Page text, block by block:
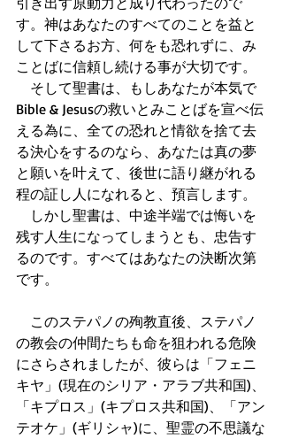
す。神はあなたのすべてのことを益と
して下さるお方、何をも恐れずに、み
ことばに信頼し続ける事が大切です。
そして聖書は、もしあなたが本気で
Bible & Jesusの救いとみことばを宣べ伝
える為に、全ての恐れと情欲を捨て去
る決心をするのなら、あなたは真の夢
と願いを叶えて、後世に語り継がれる
程の証し人になれると、預言します。
しかし聖書は、中途半端では悔いを
残す人生になってしまうとも、忠告す
るのです。すべてはあなたの決断次第
です。
このステパノの殉教直後、ステパノ
の教会の仲間たちも命を狙われる危険
にさらされましたが、彼らは「フェニ
キヤ」(現在のシリア・アラブ共和国)、
「キプロス」(キプロス共和国)、「アン
テオケ」(ギリシャ)に、聖霊の不思議な